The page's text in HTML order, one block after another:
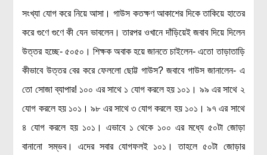
আপনার প্রোফাইল
বিজ্ঞানযাত্রায় লেখা জমা দেয়ার নির্দেশনাসমূহ
তথ্য ও যোগাযোগ
বিজ্ঞানযাত্রা ম্যাগাজিন
বিজ্ঞানযাত্রা সংবাদ/বিজ্ঞপ্তি
লক্ষ্য ও উদ্দেশ্য
যোগাযোগ
বৈজ্ঞানিক কল্পকাহিনী
সংখ্যা যোগ করে নিয়ে আসা। গাউস কতক্ষণ আকাশের দিকে তাকিয়ে হাতের
করে গুণে গুণে কী যেন ভাবলেন। তারপর ওখানে দাঁড়িয়েই জবাব দিয়ে দিলেন
উত্তর হচ্ছে- ৫০৫০। শিক্ষক অবাক হয়ে জানতে চাইলেন- এতো তাড়াতাড়ি
কীভাবে উত্তর বের করে ফেললো ছোট্ট গাউস? জবাবে গাউস জানালেন- এ
তো সোজা ব্যাপার! ১০০ এর সাথে ১ যোগ করলে হয় ১০১। ৯৯ এর সাথে ২
যোগ করলে হয় ১০১। ৯৮ এর সাথে ৩ যোগ করলে হয় ১০১। ৯৭ এর সাথে
৪ যোগ করলে হয় ১০১। এভাবে ১ থেকে ১০০ এর মধ্যে ৫০টা জোড়া
বানানো সম্ভব। এদের সবার যোগফলই ১০১। তাহলে ৫০টা জোড়ার